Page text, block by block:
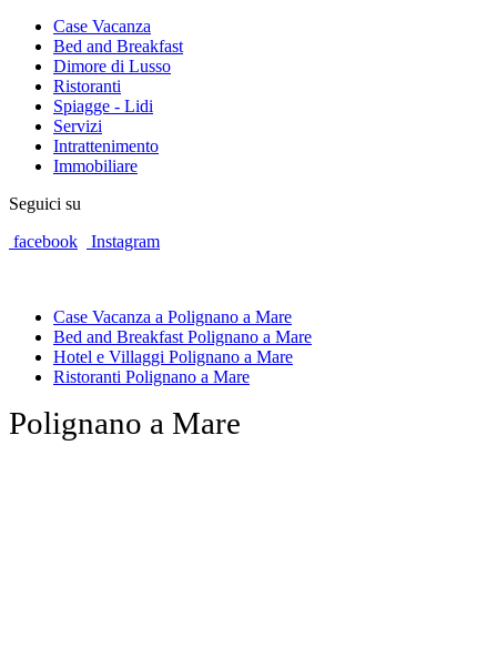
Case Vacanza
Bed and Breakfast
Dimore di Lusso
Ristoranti
Spiagge - Lidi
Servizi
Intrattenimento
Immobiliare
Seguici su
facebook
Instagram
Case Vacanza a Polignano a Mare
Bed and Breakfast Polignano a Mare
Hotel e Villaggi Polignano a Mare
Ristoranti Polignano a Mare
Polignano a Mare